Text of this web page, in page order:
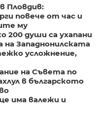
Пловдив:
повече от час и
му
200 души са ухапани
Западнонилската
усложнение,
на Съвета по
в българското
има валежи и